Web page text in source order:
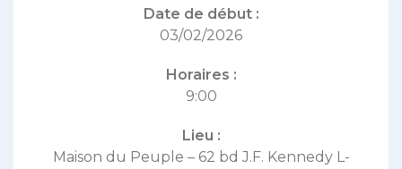
Date de début :
03/02/2026
Horaires :
9:00
Lieu :
Maison du Peuple – 62 bd J.F. Kennedy L-